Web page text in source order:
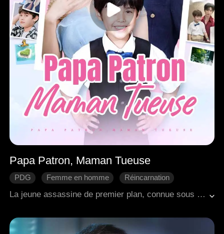
Papa Patron, Maman Tueuse
PDG Femme en homme
Réincarnation
Romance moderne
La jeune assassine de premier plan, connue sous le nom de Renarde des Neiges, avait péri au cours d'une mission et s'est réincarnée dans le corps de Cassandra, se réveillant dans une nouvelle vie. Dès le départ, sa mère a orchestré une rencontre avec Brandon, le chef de la famille la plus influente de Rilas. Les deux ont passé une nuit ensemble. Cinq ans plus tard, Cassandra revient de l'étranger avec son fils, Bryson. Lorsque Bryson est enlevé par Brandon, Cassandra n'a d'autre choix que d'assumer une identité secrète en tant que garde du corps de Brandon. À travers leurs interactions quotidiennes, ils tombent amoureux, culminant en une réunion familiale parfaite pour tous les trois.